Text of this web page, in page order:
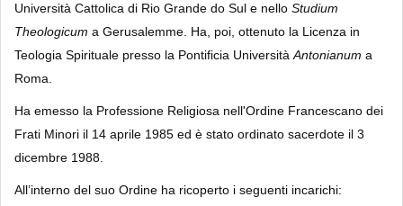
Università Cattolica di Rio Grande do Sul e nello Studium
Theologicum a Gerusalemme. Ha, poi, ottenuto la Licenza in
Teologia Spirituale presso la Pontificia UniversitàAntonianum a
Roma.
Ha emesso la Professione Religiosa nell'Ordine Francescano dei
Frati Minori il 14 aprile 1985 ed è stato ordinato sacerdote il 3
dicembre 1988.
All’interno del suo Ordine ha ricoperto i seguenti incarichi: